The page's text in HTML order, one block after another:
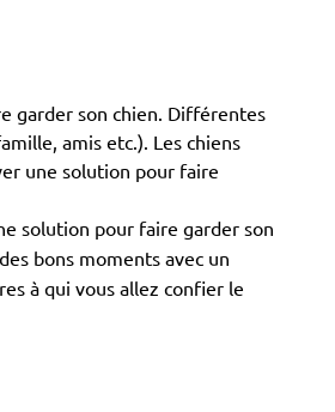
garder son chien. Différentes
amis etc.). Les chiens
une solution pour faire
solution pour faire garder son
bons moments avec un
à qui vous allez confier le